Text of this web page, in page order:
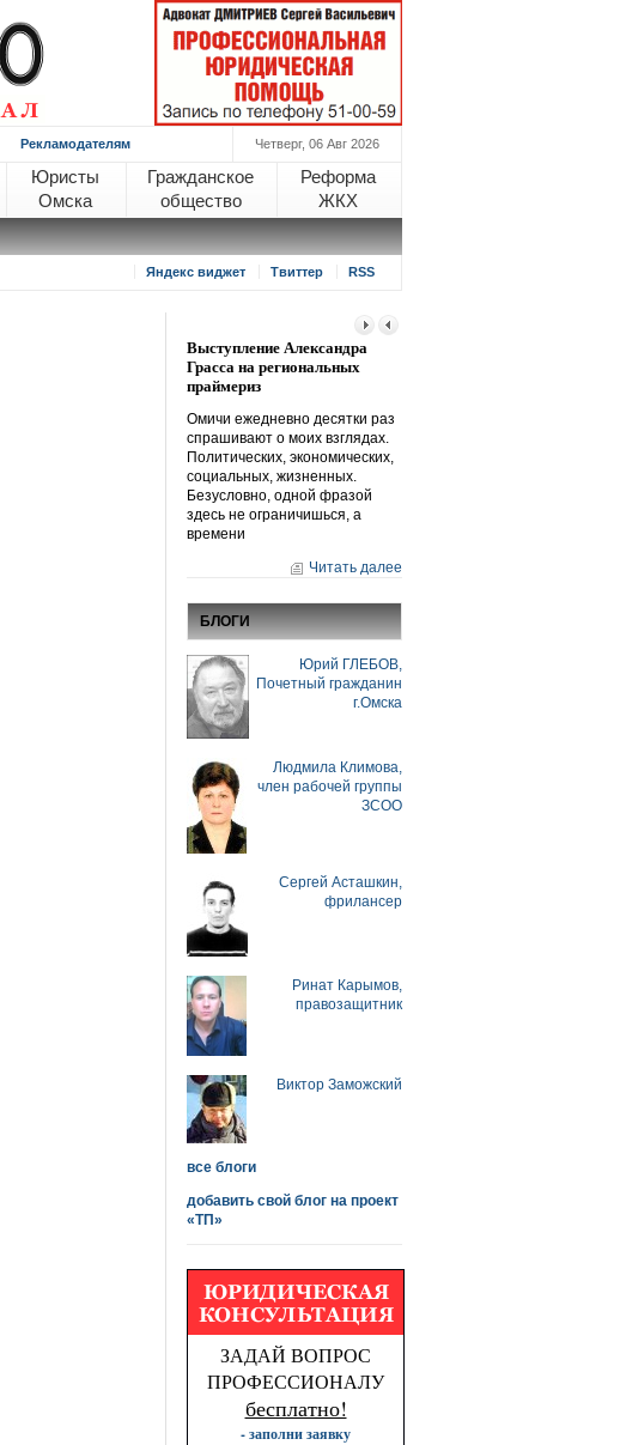
Рекламодателям Четверг, 06 Авг 2026
Юристы
Омска
Гражданское
общество
Реформа
ЖКХ
Яндекс виджет Твиттер RSS
Выступление Александра
Грасса на региональных
праймериз
Омичи ежедневно десятки раз
спрашивают о моих взглядах.
Политических, экономических,
социальных, жизненных.
Безусловно, одной фразой
здесь не ограничишься, а
времени
Читать далее
БЛОГИ
Юрий ГЛЕБОВ,
Почетный гражданин
г.Омска
Людмила Климова,
член рабочей группы
ЗСОО
Сергей Асташкин,
фрилансер
Ринат Карымов,
правозащитник
Виктор Заможский
все блоги
добавить свой блог на проект
«ТП»
ЗАДАЙ ВОПРОС
ПРОФЕССИОНАЛУ
бесплатно!
- заполни заявку